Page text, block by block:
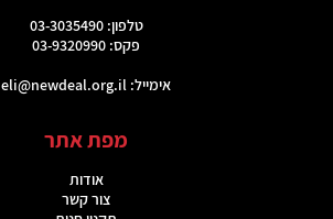
טלפון: 03-3035490
פקס: 03-9320990
אימייל: eli@newdeal.org.il
מפת אתר
אודות
צור קשר